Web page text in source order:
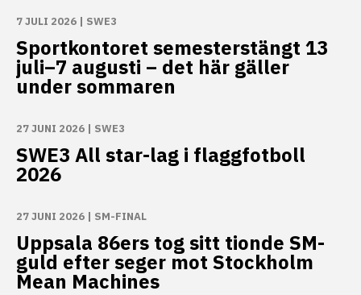
7 JULI 2026 | SWE3
Sportkontoret semesterstängt 13
juli–7 augusti – det här gäller
under sommaren
27 JUNI 2026 | SWE3
SWE3 All star-lag i flaggfotboll
2026
27 JUNI 2026 | SM-FINAL
Uppsala 86ers tog sitt tionde SM-
guld efter seger mot Stockholm
Mean Machines